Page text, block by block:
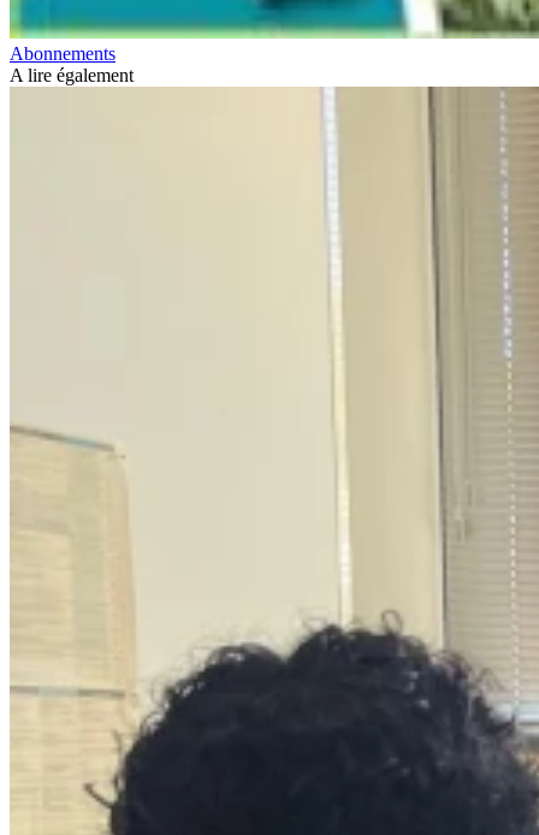
Abonnements
A lire également